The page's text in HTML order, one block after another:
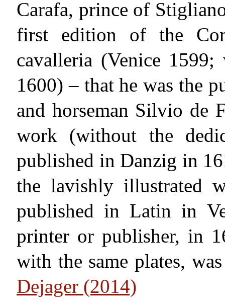
Carafa, prince of
first edition of the
cavalleria (Venice
1600) – that he was the
and horseman Silvio de
work (without the
published in Danzig in
the lavishly illustrated
published in Latin in
printer or publisher, in
with the same plates,
Dejager (2014)